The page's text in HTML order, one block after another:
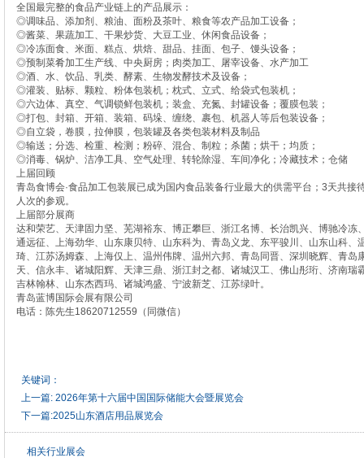
全国最完整的食品产业链上的产品展示：
◎调味品、添加剂、粮油、面粉及茶叶、粮食等农产品加工设备；
◎酱菜、果蔬加工、干果炒货、大豆工业、休闲食品设备；
◎冷冻面食、米面、糕点、烘焙、甜品、挂面、包子、馒头设备；
◎预制菜肴加工生产线、中央厨房；肉类加工、屠宰设备、水产加工
◎酒、水、饮品、乳类、酵素、生物发酵技术及设备；
◎灌装、贴标、颗粒、粉体包装机；枕式、立式、给袋式包装机；
◎六边体、真空、气调锁鲜包装机；装盒、充氮、封罐设备；覆膜包装；
◎打包、封箱、开箱、装箱、码垛、缠绕、裹包、机器人等后包装设备；
◎自立袋，卷膜，拉伸膜，包装罐及各类包装材料及制品
◎输送；分选、检重、检测；粉碎、混合、制粒；杀菌；烘干；均质；
◎消毒、锅炉、洁净工具、空气处理、转轮除湿、车间净化；冷藏技术；仓储
上届回顾
青岛食博会·食品加工包装展已成为国内食品装备行业最大的供需平台；3天共接
人次的参观。
上届部分展商
达和荣艺、天津固力坚、芜湖裕东、博正攀巨、浙江名博、长治凯兴、博驰冷冻
通远征、上海劲华、山东康贝特、山东科为、青岛义龙、东平骏川、山东山科、
琦、江苏汤姆森、上海仅上、温州伟牌、温州六邦、青岛同晋、深圳晓辉、青岛
天、信永丰、诸城阳辉、天津三鼎、浙江封之都、诸城汉工、佛山彤珩、济南瑞
吉林翰林、山东杰西玛、诸城鸿盛、宁波新芝、江苏绿叶。
青岛蓝博国际会展有限公司
电话：陈先生18620712559（同微信）
关键词：
上一篇: 2026年第十六届中国国际储能大会暨展览会
下一篇:2025山东酒店用品展览会
相关行业展会